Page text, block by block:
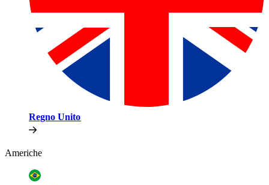
Regno Unito​​
Americhe​​